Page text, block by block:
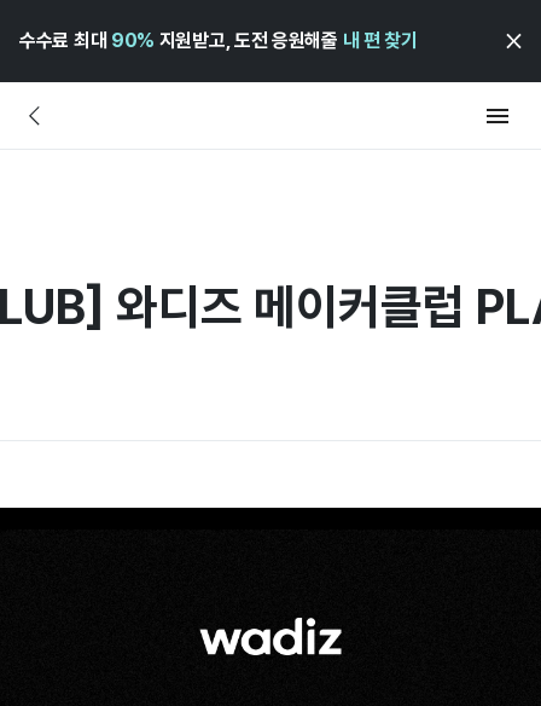
수수료 최대 90% 지원받고, 도전 응원해줄 내 편 찾기
와디즈 메이커클럽